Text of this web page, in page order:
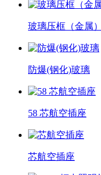
玻璃压框（金属）
防爆(钢化)玻璃
58 芯航空插座
芯航空插座